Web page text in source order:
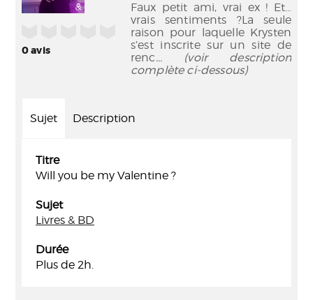
0avis
Faux petit ami, vrai ex ! Et…
vrais sentiments ?La seule
raison pour laquelle Krysten
s’est inscrite sur un site de
renc... (voir description
complète ci-dessous)
Sujet Description
Titre
Will you be my Valentine ?
Sujet
Livres & BD
Durée
Plus de 2h.